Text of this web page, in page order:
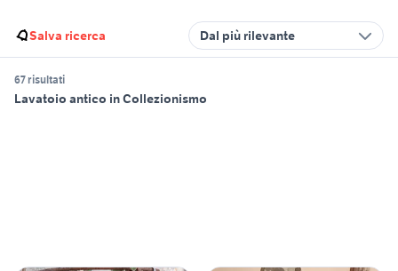
Salva ricerca Dal più rilevante
67 risultati
Lavatoio antico in Collezionismo